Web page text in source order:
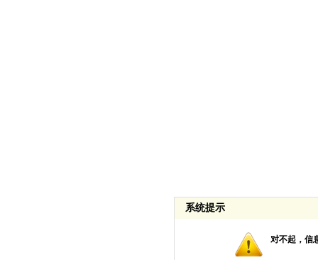
系统提示
对不起，信